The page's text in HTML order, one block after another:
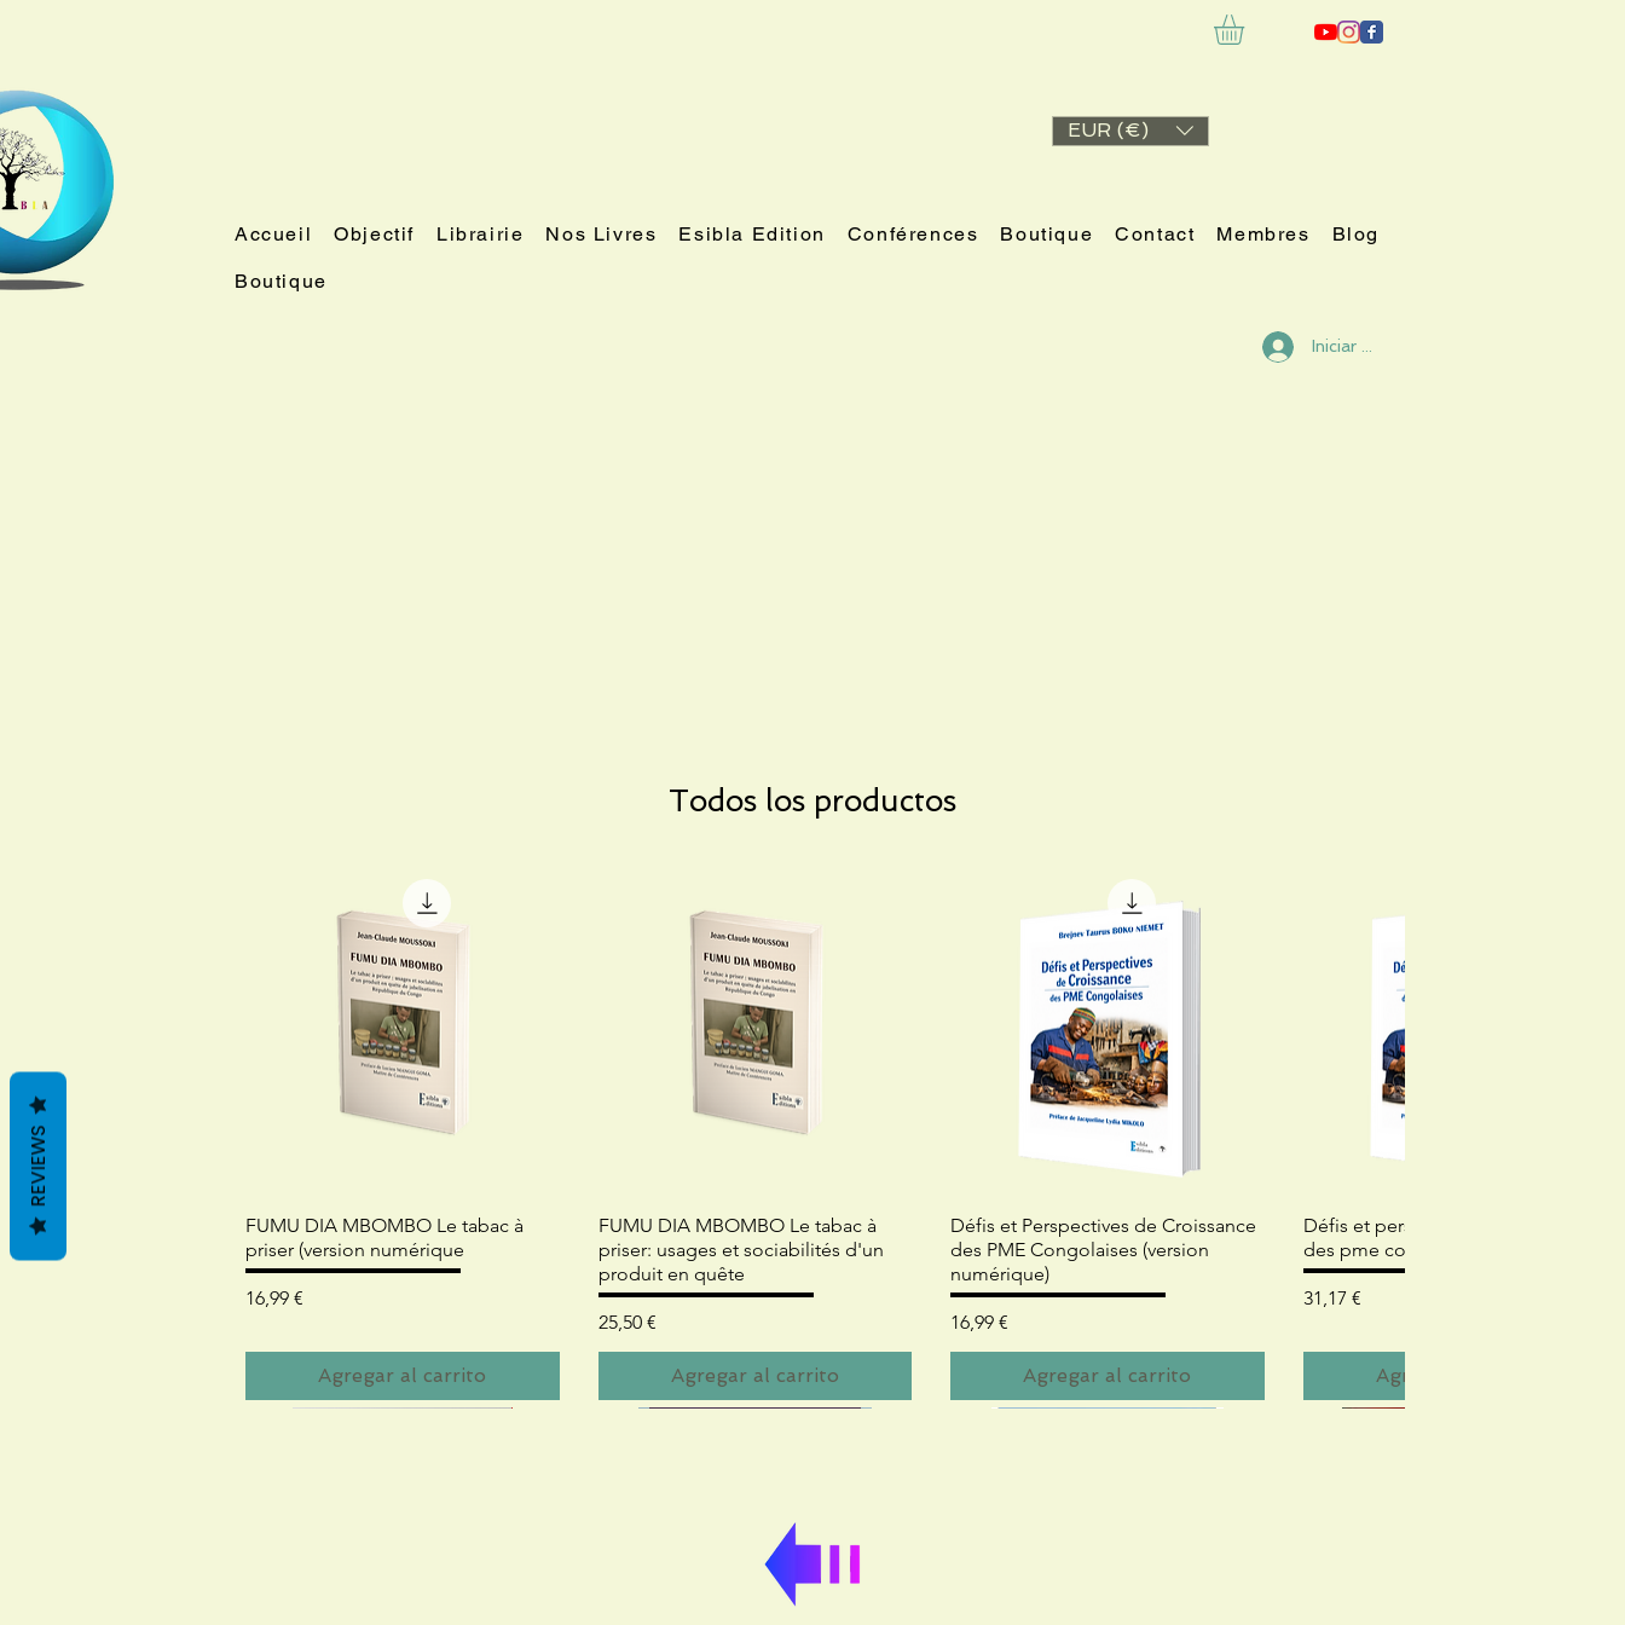
EUR (€)
Accueil Objectif Librairie Nos Livres Esibla Edition Conférences Boutique Contact Membres Blog
Boutique
Iniciar sesión
Todos los productos
Vista rápida
FUMU DIA MBOMBO Le tabac à
priser (version numérique
Precio
16,99 €
Agregar al carrito
Vista rápida
FUMU DIA MBOMBO Le tabac à
priser: usages et sociabilités d'un
produit en quête
Precio
25,50 €
Agregar al carrito
Vista rápida
Défis et Perspectives de Croissance
des PME Congolaises (version
numérique)
Precio
16,99 €
Agregar al carrito
Défis et perspectives de croissance
des pme congolaises
Precio
31,17 €
Agregar al carrito
REVIEWS